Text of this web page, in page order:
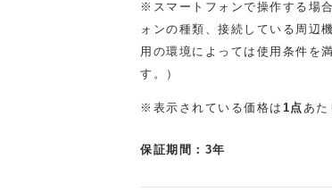
※スマートフォンで操作する場
ォンの種類、接続している周辺
用の環境によっては使用条件を
す。）
※表示されている価格は 1点あた
保証期間：3年